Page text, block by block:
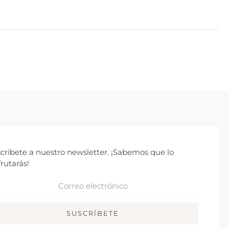
a nuestro newsletter. ¡Sabemos que lo
SUSCRÍBETE